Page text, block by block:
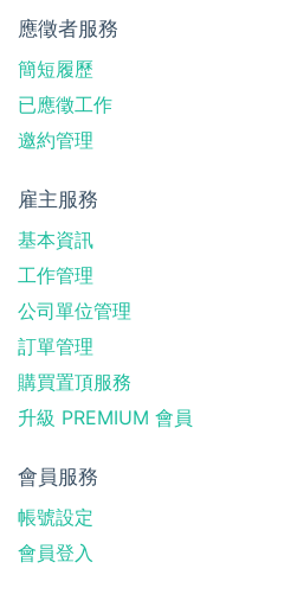
應徵者服務
簡短履歷
已應徵工作
邀約管理
雇主服務
基本資訊
工作管理
公司單位管理
訂單管理
購買置頂服務
升級 PREMIUM 會員
會員服務
帳號設定
會員登入